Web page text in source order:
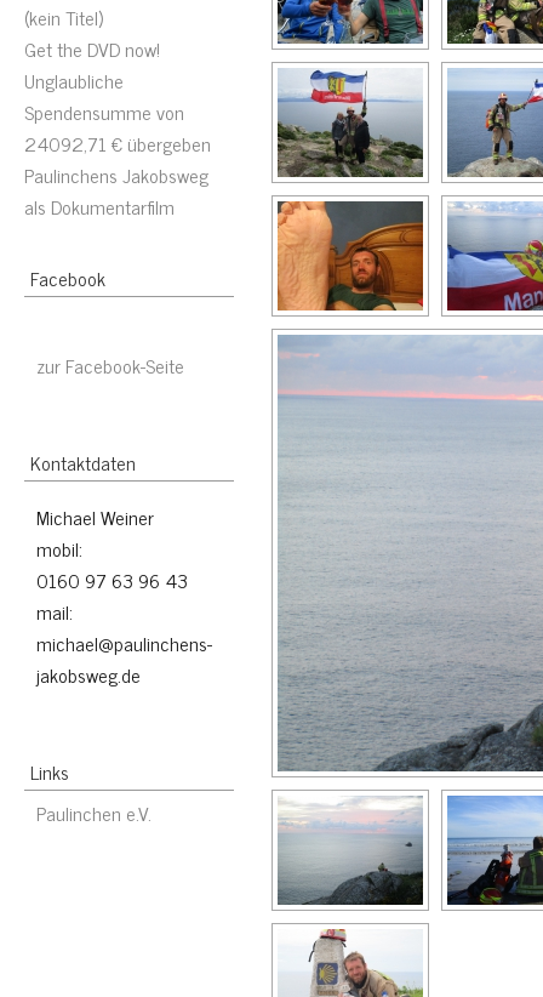
(kein Titel)
Get the DVD now!
Unglaubliche
Spendensumme von
24092,71 € übergeben
Paulinchens Jakobsweg
als Dokumentarfilm
Facebook
zur Facebook-Seite
Kontaktdaten
Michael Weiner
mobil:
0160 97 63 96 43
mail:
michael@paulinchens-
jakobsweg.de
Links
Paulinchen e.V.